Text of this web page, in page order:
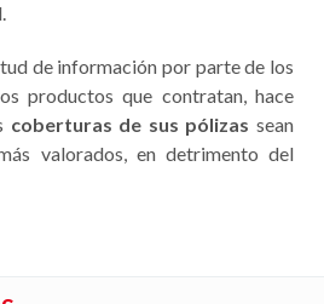
de información por parte de los
productos que contratan, hace
coberturas de sus pólizas sean
valorados, en detrimento del